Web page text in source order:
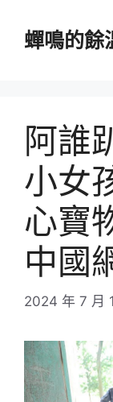
蟬鳴的餘
阿誰
小女
心寶
中國
2024 年 7 月